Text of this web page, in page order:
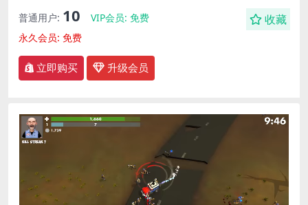
普通用户: 10 VIP会员: 免费
永久会员: 免费
收藏
立即购买 升级会员